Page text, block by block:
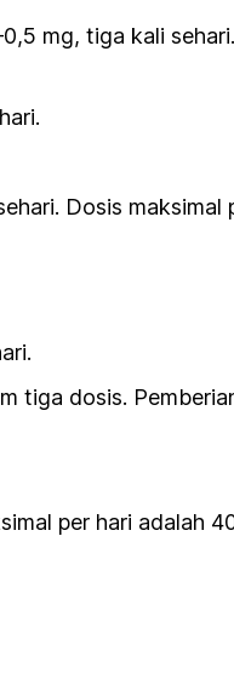
mg, tiga kali
Dosis maksimal
tiga dosis.
per hari adalah